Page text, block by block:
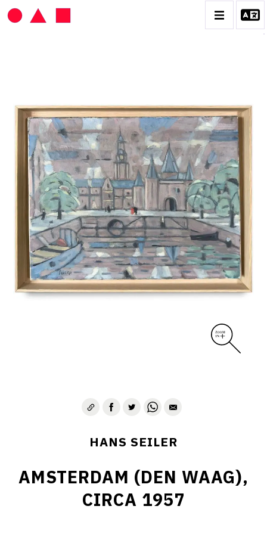
HANS SEILER
BIOGRAPHIE
CATALOGUE DES OEUVRES
VOL. 1 : LES PEINTURES
VOL. 2 : LES GOUACHES
VOL. 3 : CRAYONS DE COULEUR ET FUSAINS
CONTACT
HANS SEILER
AMSTERDAM (DEN WAAG),
CIRCA 1957